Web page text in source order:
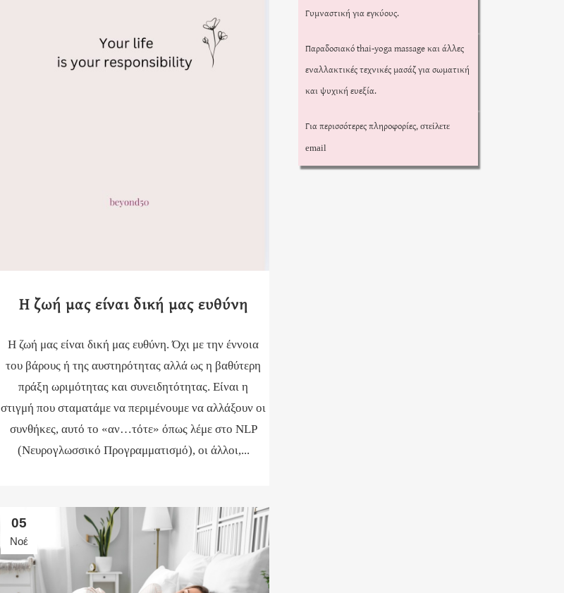
Η ζωή μας είναι δική μας ευθύνη
Η ζωή μας είναι δική μας ευθύνη. Όχι με την έννοια
του βάρους ή της αυστηρότητας αλλά ως η βαθύτερη
πράξη ωριμότητας και συνειδητότητας. Είναι η
στιγμή που σταματάμε να περιμένουμε να αλλάξουν οι
συνθήκες, αυτό το «αν…τότε» όπως λέμε στο NLP
(Νευρογλωσσικό Προγραμματισμό), οι άλλοι,...
05
Νοέ
Γυμναστική για εγκύους.
Παραδοσιακό thai-yoga massage και άλλες
εναλλακτικές τεχνικές μασάζ για σωματική
και ψυχική ευεξία.
Για περισσότερες πληροφορίες, στείλετε
email